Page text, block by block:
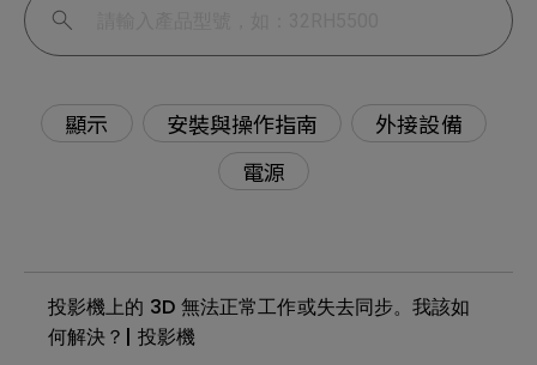
顯示 安裝與操作指南
外接設備
電源
投影機上的 3D 無法正常工作或失去同步。我該如
何解決？| 投影機